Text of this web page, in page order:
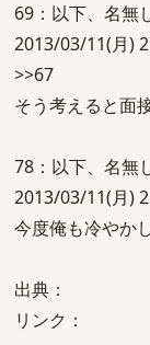
69：以下、名無
2013/03/11(月)
>>67
そう考えると面
78：以下、名無
2013/03/11(月)
今度俺も冷やか
出典：
リンク：